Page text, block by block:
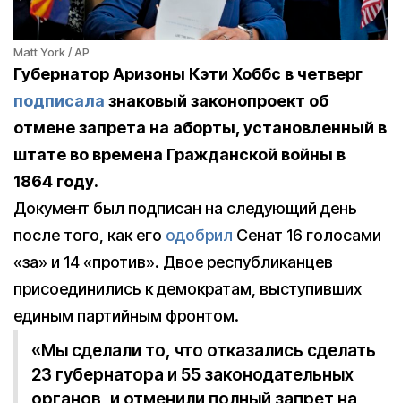
Matt York / AP
Губернатор Аризоны Кэти Хоббс в четверг
подписала знаковый законопроект об
отмене запрета на аборты, установленный в
штате во времена Гражданской войны в
1864 году.
Документ был подписан на следующий день
после того, как его одобрил Сенат 16 голосами
«за» и 14 «против». Двое республиканцев
присоединились к демократам, выступивших
единым партийным фронтом.
«Мы сделали то, что отказались сделать
23 губернатора и 55 законодательных